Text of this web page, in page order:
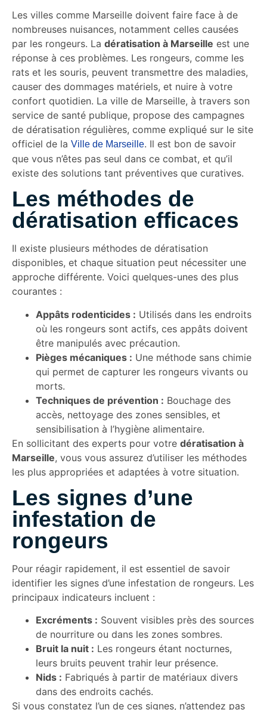
Les villes comme Marseille doivent faire face à de
nombreuses nuisances, notamment celles causées
par les rongeurs. La dératisation à Marseille est une
réponse à ces problèmes. Les rongeurs, comme les
rats et les souris, peuvent transmettre des maladies,
causer des dommages matériels, et nuire à votre
confort quotidien. La ville de Marseille, à travers son
service de santé publique, propose des campagnes
de dératisation régulières, comme expliqué sur le site
officiel de la Ville de Marseille. Il est bon de savoir
que vous n’êtes pas seul dans ce combat, et qu’il
existe des solutions tant préventives que curatives.
Les méthodes de
dératisation efficaces
Il existe plusieurs méthodes de dératisation
disponibles, et chaque situation peut nécessiter une
approche différente. Voici quelques-unes des plus
courantes :
Appâts rodenticides : Utilisés dans les endroits
où les rongeurs sont actifs, ces appâts doivent
être manipulés avec précaution.
Pièges mécaniques : Une méthode sans chimie
qui permet de capturer les rongeurs vivants ou
morts.
Techniques de prévention : Bouchage des
accès, nettoyage des zones sensibles, et
sensibilisation à l’hygiène alimentaire.
En sollicitant des experts pour votre dératisation à
Marseille, vous vous assurez d’utiliser les méthodes
les plus appropriées et adaptées à votre situation.
Les signes d’une
infestation de
rongeurs
Pour réagir rapidement, il est essentiel de savoir
identifier les signes d’une infestation de rongeurs. Les
principaux indicateurs incluent :
Excréments : Souvent visibles près des sources
de nourriture ou dans les zones sombres.
Bruit la nuit : Les rongeurs étant nocturnes,
leurs bruits peuvent trahir leur présence.
Nids : Fabriqués à partir de matériaux divers
dans des endroits cachés.
Si vous constatez l’un de ces signes, n’attendez pas